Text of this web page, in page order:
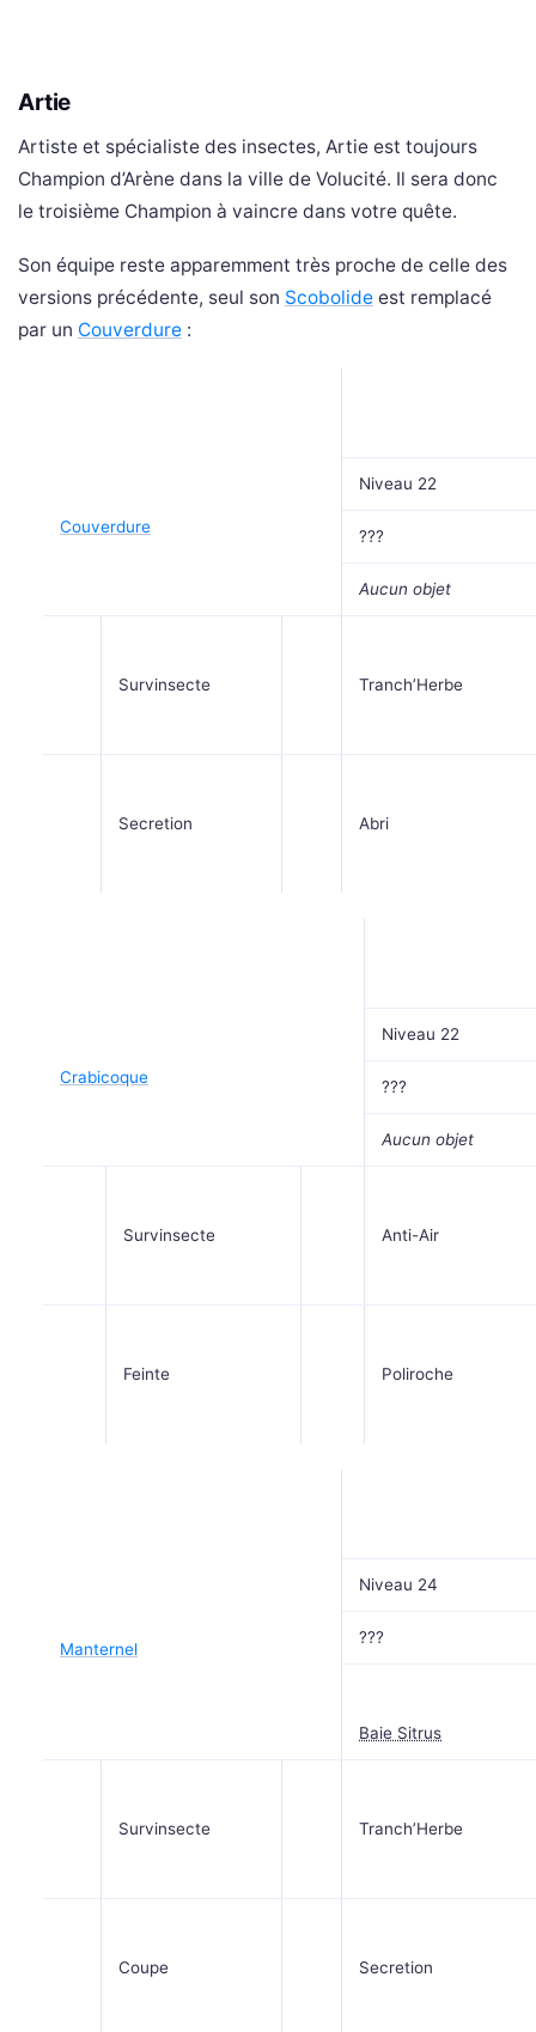
Artie
Artiste et spécialiste des insectes, Artie est toujours
Champion d’Arène dans la ville de Volucité. Il sera donc
le troisième Champion à vaincre dans votre quête.
Son équipe reste apparemment très proche de celle des
versions précédente, seul son Scobolide est remplacé
par un Couverdure :
Couverdure
Niveau 22
???
Aucun objet
Survinsecte Tranch’Herbe
Secretion Abri
Crabicoque
Niveau 22
???
Aucun objet
Survinsecte Anti-Air
Feinte Poliroche
Manternel
Niveau 24
???
Baie Sitrus
Survinsecte Tranch’Herbe
Coupe Secretion